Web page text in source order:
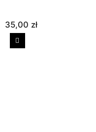
35,00 zł
Poprzedni